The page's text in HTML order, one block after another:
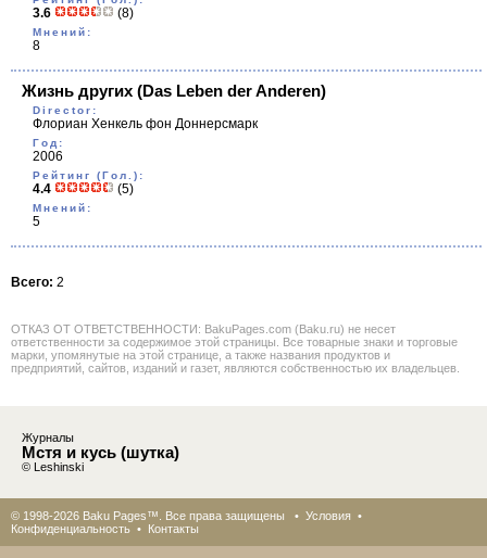
3.6 (8)
Мнений:
8
Жизнь других (Das Leben der Anderen)
Director:
Флориан Хенкель фон Доннерсмарк
Год:
2006
Рейтинг (Гол.):
4.4 (5)
Мнений:
5
Всего: 2
ОТКАЗ ОТ ОТВЕТСТВЕННОСТИ: BakuPages.com (Baku.ru) не несет
ответственности за содержимое этой страницы. Все товарные знаки и торговые
марки, упомянутые на этой странице, а также названия продуктов и
предприятий, сайтов, изданий и газет, являются собственностью их владельцев.
Журналы
Мстя и кусь (шутка)
© Leshinski
© 1998-2026 Baku Pages™. Все права защищены • Условия •
Конфиденциальность • Контакты